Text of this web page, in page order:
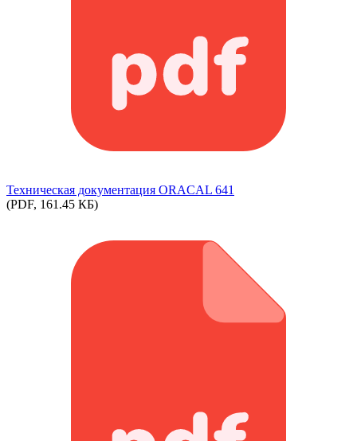
Техническая документация ORACAL 641
(PDF, 161.45 КБ)